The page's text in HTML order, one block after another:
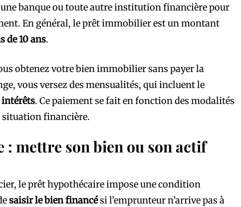
une banque ou toute autre institution financière pour
En général, le prêt immobilier est un montant
de 10 ans.
obtenez votre bien immobilier sans payer la
vous versez des mensualités, qui incluent le
intérêts. Ce paiement se fait en fonction des modalités
situation financière.
: mettre son bien ou son actif
le prêt hypothécaire impose une condition
saisir le bien financési l’emprunteur n’arrive pas à